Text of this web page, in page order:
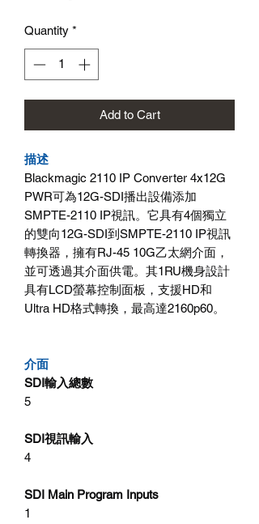
Quantity *
Add to Cart
描述
Blackmagic 2110 IP Converter 4x12G
PWR可為12G-SDI播出設備添加
SMPTE-2110 IP視訊。它具有4個獨立
的雙向12G-SDI到SMPTE-2110 IP視訊
轉換器，擁有RJ-45 10G乙太網介面，
並可透過其介面供電。其1RU機身設計
具有LCD螢幕控制面板，支援HD和
Ultra HD格式轉換，最高達2160p60。
介面
SDI輸入總數
5
SDI視訊輸入
4
SDI Main Program Inputs
1